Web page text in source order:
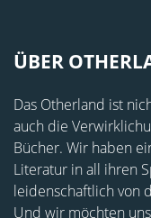
ÜBER
Das Otherland ist
auch die
Bücher. Wir haben
Literatur in all ihren
leidenschaftlich von
Und wir möchten